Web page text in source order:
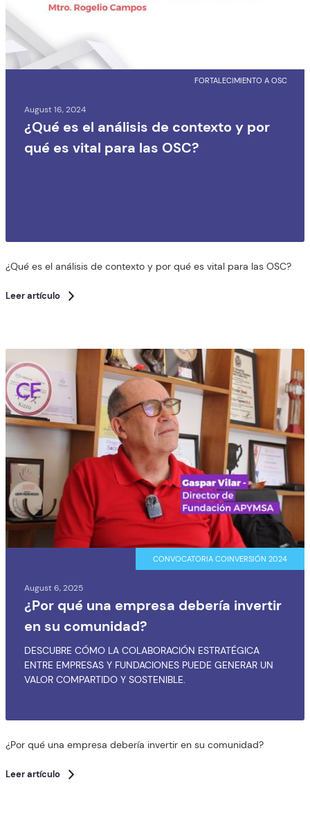
FORTALECIMIENTO A OSC
August 16, 2024
¿Qué es el análisis de contexto y por
qué es vital para las OSC?
¿Qué es el análisis de contexto y por qué es vital para las OSC?
Leer artículo
CONVOCATORIA COINVERSIÓN 2024
August 6, 2025
¿Por qué una empresa debería invertir
en su comunidad?
DESCUBRE CÓMO LA COLABORACIÓN ESTRATÉGICA
ENTRE EMPRESAS Y FUNDACIONES PUEDE GENERAR UN
VALOR COMPARTIDO Y SOSTENIBLE.
¿Por qué una empresa debería invertir en su comunidad?
Leer artículo